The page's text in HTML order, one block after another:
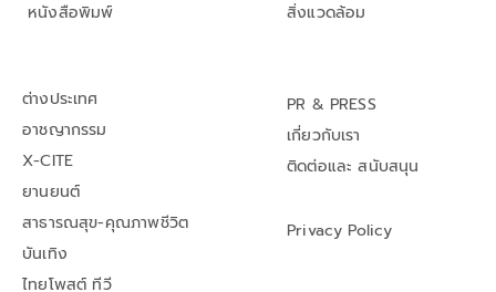
หนังสือพิมพ์
สิ่งแวดล้อม
ต่างประเทศ
อาชญากรรม
X-CITE
ยานยนต์
สาธารณสุข-คุณภาพชีวิต
บันเทิง
ไทยโพสต์ ทีวี
PR & PRESS
เกี่ยวกับเรา
ติดต่อและ สนับสนุน
Privacy Policy